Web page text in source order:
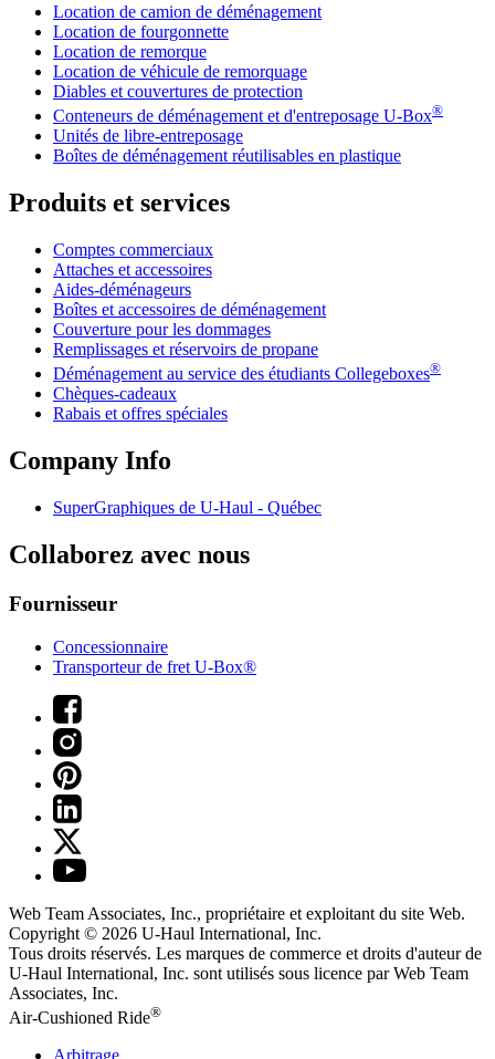
Location de camion de déménagement
Location de fourgonnette
Location de remorque
Location de véhicule de remorquage
Diables et couvertures de protection
Conteneurs de déménagement et d'entreposage U-Box®
Unités de libre-entreposage
Boîtes de déménagement réutilisables en plastique
Produits et services
Comptes commerciaux
Attaches et accessoires
Aides-déménageurs
Boîtes et accessoires de déménagement
Couverture pour les dommages
Remplissages et réservoirs de propane
Déménagement au service des étudiants Collegeboxes®
Chèques-cadeaux
Rabais et offres spéciales
Company Info
SuperGraphiques de U-Haul - Québec
Collaborez avec nous
Fournisseur
Concessionnaire
Transporteur de fret U-Box®
Web Team Associates, Inc., propriétaire et exploitant du site Web.
Copyright © 2026 U-Haul International, Inc.
Tous droits réservés. Les marques de commerce et droits d'auteur de
U-Haul International, Inc. sont utilisés sous licence par Web Team
Associates, Inc.
Air-Cushioned Ride®
Arbitrage